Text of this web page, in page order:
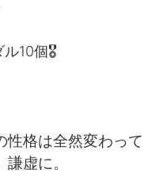
10個🎖
性格は全然変わって
虚に。